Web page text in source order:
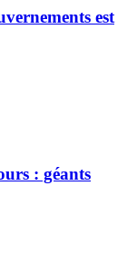
est
: géants